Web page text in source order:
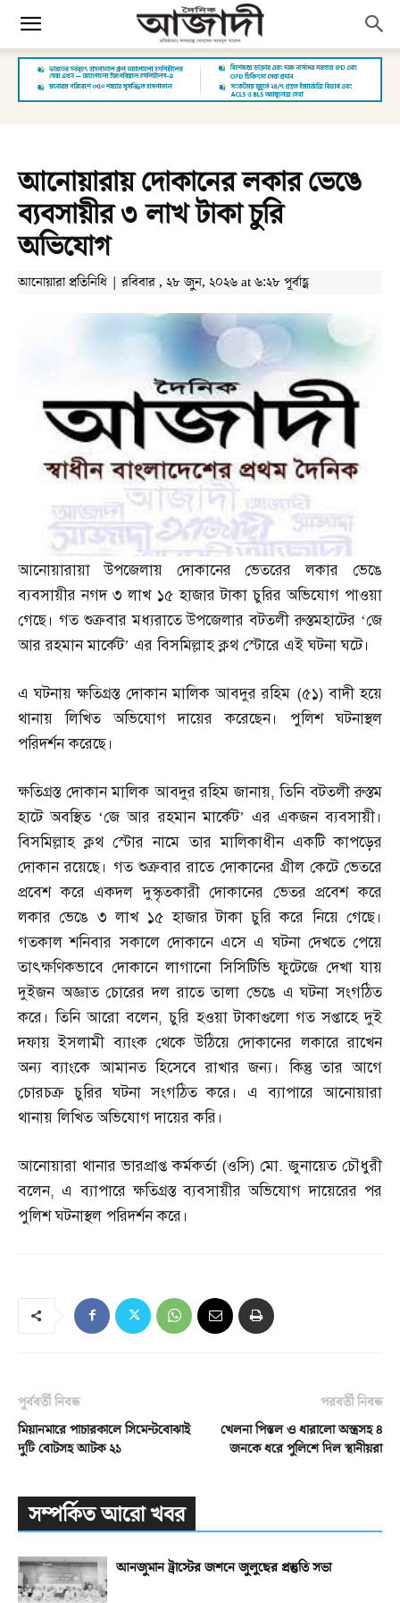
আনোয়ারায় দোকানের লকার ভেঙে
ব্যবসায়ীর ৩ লাখ টাকা চুরি
অভিযোগ
আনোয়ারা প্রতিনিধি | রবিবার , ২৮ জুন, ২০২৬ at ৬:২৮ পূর্বাহ্ণ
আনোয়ারায়া উপজেলায় দোকানের ভেতরের লকার ভেঙে
ব্যবসায়ীর নগদ ৩ লাখ ১৫ হাজার টাকা চুরির অভিযোগ পাওয়া
গেছে। গত শুক্রবার মধ্যরাতে উপজেলার বটতলী রুস্তমহাটের ‘জে
আর রহমান মার্কেট’ এর বিসমিল্লাহ ক্লথ স্টোরে এই ঘটনা ঘটে।
এ ঘটনায় ক্ষতিগ্রস্ত দোকান মালিক আবদুর রহিম (৫১)বাদী হয়ে
থানায় লিখিত অভিযোগ দায়ের করেছেন। পুলিশ ঘটনাস্থল
পরিদর্শন করেছে।
ক্ষতিগ্রস্ত দোকান মালিক আবদুর রহিম জানায়,তিনি বটতলী রুস্তম
হাটে অবস্থিত ‘জে আর রহমান মার্কেট’ এর একজন ব্যবসায়ী।
বিসমিল্লাহ ক্লথ স্টোর নামে তার মালিকাধীন একটি কাপড়ের
দোকান রয়েছে। গত শুক্রবার রাতে দোকানের গ্রীল কেটে ভেতরে
প্রবেশ করে একদল দুস্কৃতকারী দোকানের ভেতর প্রবেশ করে
লকার ভেঙে ৩ লাখ ১৫ হাজার টাকা চুরি করে নিয়ে গেছে।
গতকাল শনিবার সকালে দোকানে এসে এ ঘটনা দেখতে পেয়ে
তাৎক্ষণিকভাবে দোকানে লাগানো সিসিটিভি ফুটেজে দেখা যায়
দুইজন অজ্ঞাত চোরের দল রাতে তালা ভেঙে এ ঘটনা সংগঠিত
করে। তিনি আরো বলেন,চুরি হওয়া টাকাগুলো গত সপ্তাহে দুই
দফায় ইসলামী ব্যাংক থেকে উঠিয়ে দোকানের লকারে রাখেন
অন্য ব্যাংকে আমানত হিসেবে রাখার জন্য। কিন্তু তার আগে
চোরচক্র চুরির ঘটনা সংগঠিত করে। এ ব্যাপারে আনোয়ারা
থানায় লিখিত অভিযোগ দায়ের করি।
আনোয়ারা থানার ভারপ্রাপ্ত কর্মকর্তা (ওসি)মো.জুনায়েত চৌধুরী
বলেন,এ ব্যাপারে ক্ষতিগ্রস্ত ব্যবসায়ীর অভিযোগ দায়েরের পর
পুলিশ ঘটনাস্থল পরিদর্শন করে।
পূর্ববর্তী নিবন্ধ
মিয়ানমারে পাচারকালে সিমেন্টবোঝাই
দুটি বোটসহ আটক ২১
পরবর্তী নিবন্ধ
খেলনা পিস্তল ও ধারালো অস্ত্রসহ ৪
জনকে ধরে পুলিশে দিল স্থানীয়রা
সম্পর্কিত আরো খবর
আনজুমান ট্রাস্টের জশনে জুলুছের প্রস্তুতি সভা